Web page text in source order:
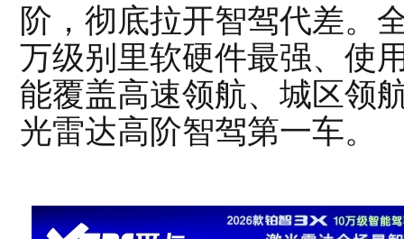
阶，彻底拉开智驾代差。
万级别里软硬件最强、使
能覆盖高速领航、城区领
光雷达高阶智驾第一车。